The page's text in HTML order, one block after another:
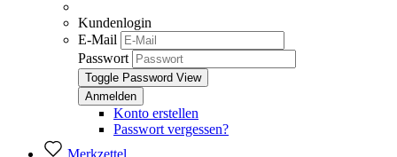
Kundenlogin
E-Mail
Passwort
Toggle Password View
Konto erstellen
Passwort vergessen?
Merkzettel